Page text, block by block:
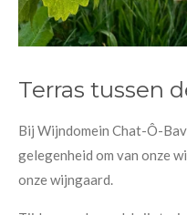
Terras tussen
Bij Wijndomein Chat-Ô-
gelegenheid om van onze
onze wijngaard.